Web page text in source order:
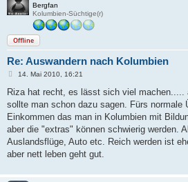
Bergfan
Kolumbien-Süchtige(r)
Offline
Re: Auswandern nach Kolumbien
B
i
r
a
14. Mai 2010, 16:21
Riza hat recht, es lässt sich viel machen.....
sollte man schon dazu sagen. Fürs normale
Einkommen das man in Kolumbien mit
aber die "extras" können schwierig werden.
Auslandsflüge, Auto etc. Reich werden ist
aber nett leben geht gut.